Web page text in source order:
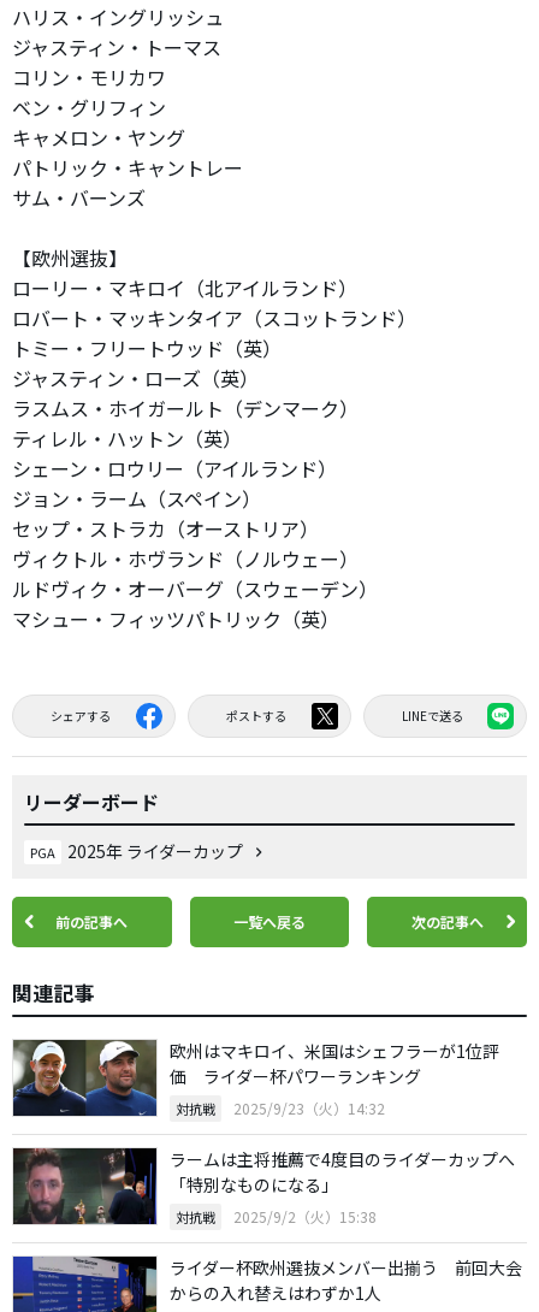
ハリス・イングリッシュ
ジャスティン・トーマス
コリン・モリカワ
ベン・グリフィン
キャメロン・ヤング
パトリック・キャントレー
サム・バーンズ
【欧州選抜】
ローリー・マキロイ（北アイルランド）
ロバート・マッキンタイア（スコットランド）
トミー・フリートウッド（英）
ジャスティン・ローズ（英）
ラスムス・ホイガールト（デンマーク）
ティレル・ハットン（英）
シェーン・ロウリー（アイルランド）
ジョン・ラーム（スペイン）
セップ・ストラカ（オーストリア）
ヴィクトル・ホヴランド（ノルウェー）
ルドヴィク・オーバーグ（スウェーデン）
マシュー・フィッツパトリック（英）
シェアする ポストする LINEで送る
リーダーボード
PGA 2025年 ライダーカップ
前の記事へ 一覧へ戻る 次の記事へ
関連記事
欧州はマキロイ、米国はシェフラーが1位評
価 ライダー杯パワーランキング
対抗戦 2025/9/23（火）14:32
ラームは主将推薦で4度目のライダーカップへ
「特別なものになる」
対抗戦 2025/9/2（火）15:38
ライダー杯欧州選抜メンバー出揃う 前回大会
からの入れ替えはわずか1人